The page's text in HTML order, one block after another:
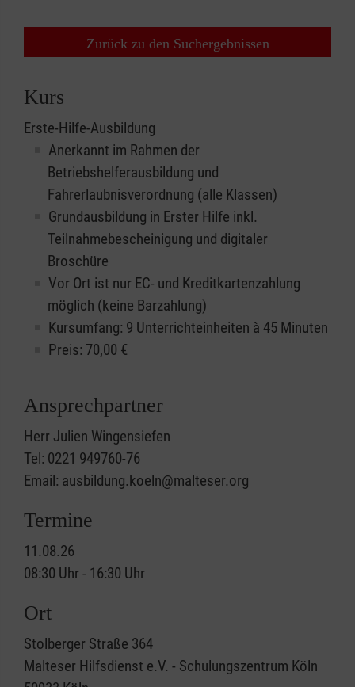
Zurück zu den Suchergebnissen
Kurs
Erste-Hilfe-Ausbildung
Anerkannt im Rahmen der
Betriebshelferausbildung und
Fahrerlaubnisverordnung (alle Klassen)
Grundausbildung in Erster Hilfe inkl.
Teilnahmebescheinigung und digitaler
Broschüre
Vor Ort ist nur EC- und Kreditkartenzahlung
möglich (keine Barzahlung)
Kursumfang: 9 Unterrichteinheiten à 45 Minuten
Preis: 70,00 €
Ansprechpartner
Herr Julien Wingensiefen
Tel: 0221 949760-76
Email: ausbildung.koeln@malteser.org
Termine
11.08.26
08:30 Uhr - 16:30 Uhr
Ort
Stolberger Straße 364
Malteser Hilfsdienst e.V. - Schulungszentrum Köln